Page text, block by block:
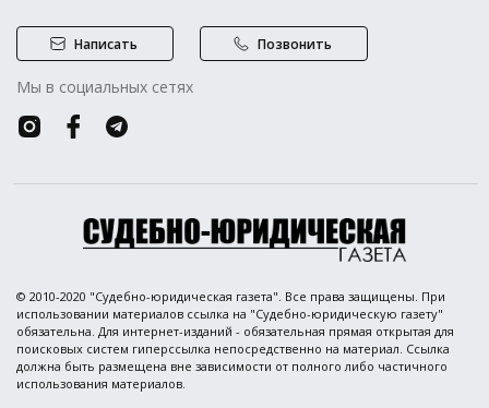
Написать Позвонить
Мы в социальных сетях
© 2010-2020 "Судебно-юридическая газета". Все права защищены. При
использовании материалов ссылка на "Судебно-юридическую газету"
обязательна. Для интернет-изданий - обязательная прямая открытая для
поисковых систем гиперссылка непосредственно на материал. Ссылка
должна быть размещена вне зависимости от полного либо частичного
использования материалов.